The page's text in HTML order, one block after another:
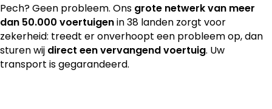
Pech? Geen probleem. Ons grote netwerk van meer
dan 50.000 voertuigenin 38 landen zorgt voor
zekerheid: treedt er onverhoopt een probleem op, dan
sturen wij direct een vervangend voertuig. Uw
transport is gegarandeerd.